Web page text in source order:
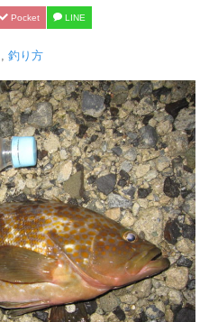
Pocket LINE
釣り方